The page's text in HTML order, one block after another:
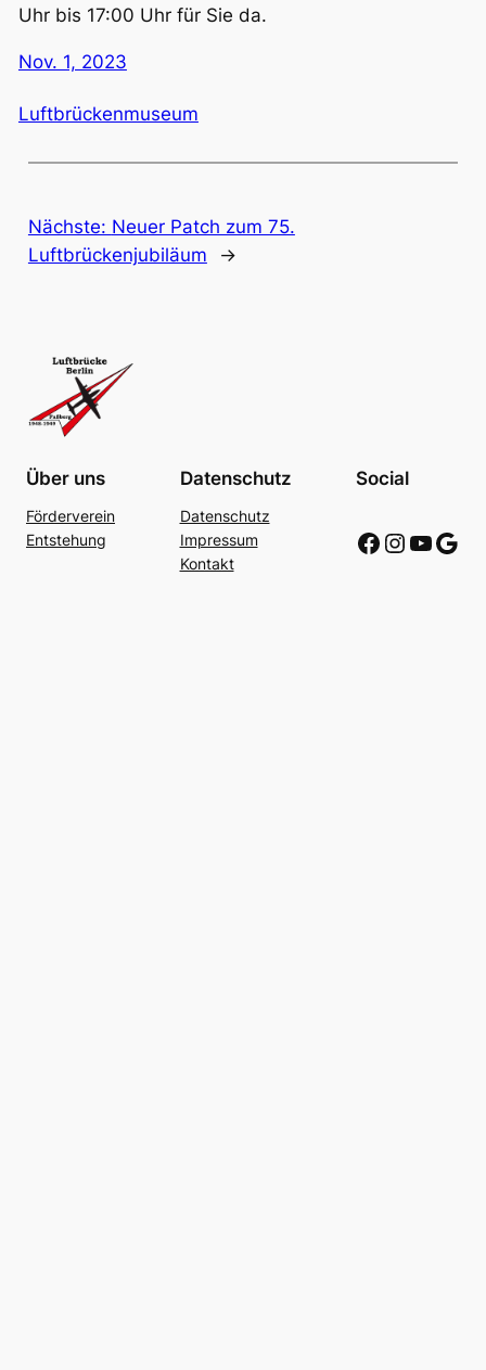
Uhr bis 17:00 Uhr für Sie da.
Nov. 1, 2023
Luftbrückenmuseum
Nächste: Neuer Patch zum 75.
Luftbrückenjubiläum
→
Über uns
Förderverein
Entstehung
Datenschutz
Datenschutz
Impressum
Kontakt
Social
Link zu Facebook Link zu Instagram Link zu Youtube Link zu Google